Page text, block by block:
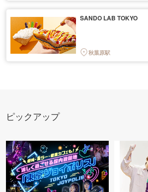
SANDO LAB TOKYO
秋葉原駅
ピックアップ